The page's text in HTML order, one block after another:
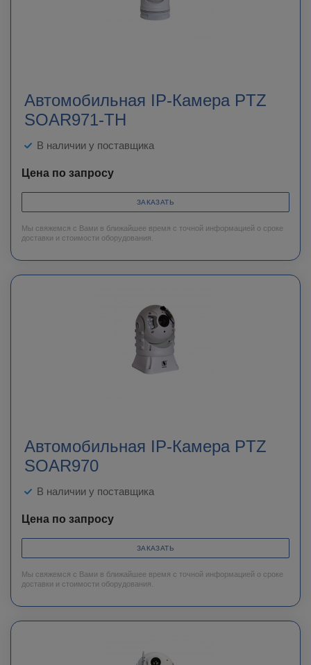
Автомобильная IP-Камера PTZ
SOAR971-TH
В наличии у поставщика
Цена по запросу
ЗАКАЗАТЬ
Мы свяжемся с Вами в ближайшее время с точной информацией о сроке
доставки и стоимости оборудования.
Автомобильная IP-Камера PTZ
SOAR970
В наличии у поставщика
Цена по запросу
ЗАКАЗАТЬ
Мы свяжемся с Вами в ближайшее время с точной информацией о сроке
доставки и стоимости оборудования.